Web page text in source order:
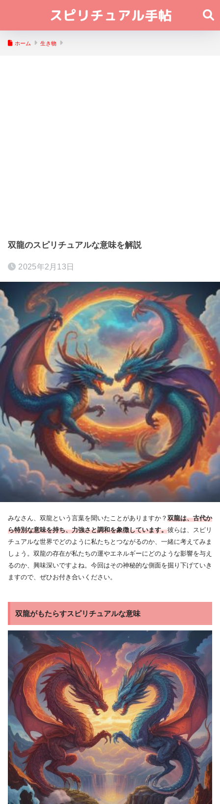
ホーム 生き物
双龍のスピリチュアルな意味を解説
2025年2月13日
みなさん、双龍という言葉を聞いたことがありますか？ 双龍は、古代か
ら特別な意味を持ち、力強さと調和を象徴しています。彼らは、スピリ
チュアルな世界でどのように私たちとつながるのか、一緒に考えてみま
しょう。双龍の存在が私たちの運やエネルギーにどのような影響を与え
るのか、興味深いですよね。今回はその神秘的な側面を掘り下げていき
ますので、ぜひお付き合いください。
双龍がもたらすスピリチュアルな意味